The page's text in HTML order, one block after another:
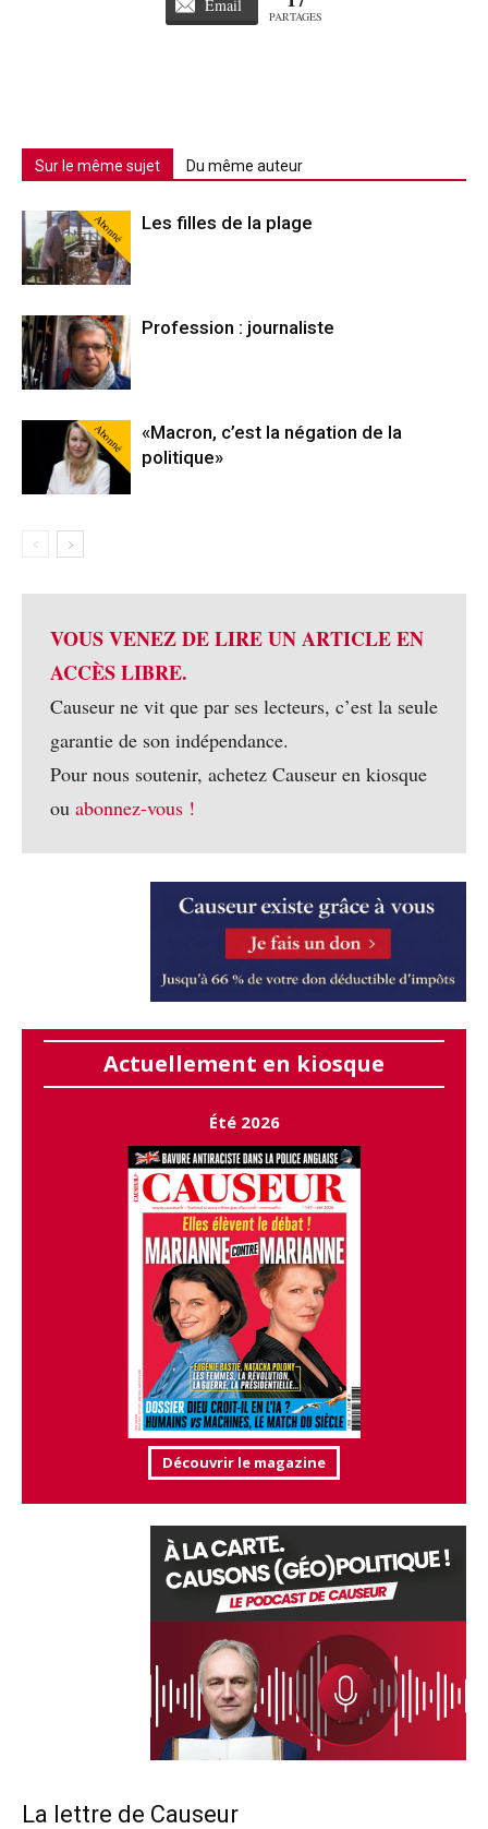
Email
PARTAGES
Sur le même sujet Du même auteur
Abonné Les filles de la plage
Profession : journaliste
Abonné
«Macron, c’est la négation de la
politique»
VOUS VENEZ DE LIRE UN ARTICLE EN
ACCÈS LIBRE.
Causeur ne vit que par ses lecteurs, c’est la seule
garantie de son indépendance.
Pour nous soutenir, achetez Causeur en kiosque
ou abonnez-vous !
Actuellement en kiosque
Été 2026
Découvrir le magazine
La lettre de Causeur